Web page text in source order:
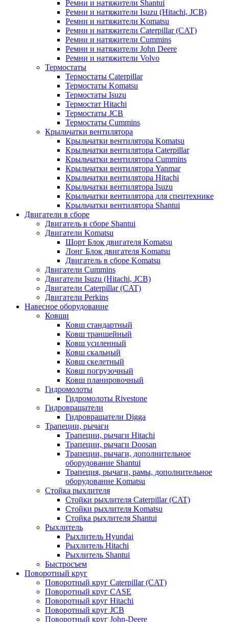
Ремни и натяжители Shantui
Ремни и натяжители Isuzu (Hitachi, JCB)
Ремни и натяжители Komatsu
Ремни и натяжители Caterpillar (CAT)
Ремни и натяжители Cummins
Ремни и натяжители John Deere
Ремни и натяжители Volvo
Термостаты
Термостаты Caterpillar
Термостаты Komatsu
Термостаты Isuzu
Термостат Hitachi
Термостаты JCB
Термостаты Cummins
Крыльчатки вентилятора
Крыльчатки вентилятора Komatsu
Крыльчатки вентилятора Caterpillar
Крыльчатки вентилятора Cummins
Крыльчатки вентилятора Yanmar
Крыльчатки вентилятора Hitachi
Крыльчатки вентилятора Isuzu
Крыльчатки вентилятора для спецтехнике
Крыльчатки вентилятора Shantui
Двигатели в сборе
Двигатель в сборе Shantui
Двигатели Komatsu
Шорт Блок двигателя Komatsu
Лонг Блок двигателя Komatsu
Двигатель в сборе Komatsu
Двигатели Cummins
Двигатели Isuzu (Hitachi, JCB)
Двигатели Caterpillar (CAT)
Двигатели Perkins
Навесное оборудование
Ковши
Ковш стандартный
Ковш траншейный
Ковш усиленный
Ковш скальный
Ковш скелетный
Ковш погрузочный
Ковш планировочный
Гидромолоты
Гидромолоты Rivestone
Гидровращатели
Гидровращатели Digga
Трапеции, рычаги
Трапеции, рычаги Hitachi
Трапеции, рычаги Doosan
Трапеции, рычаги, дополнительное
оборудование Shantui
Трапеция, рычаги, рамы, дополнительное
оборудование Komatsu
Стойка рыхлителя
Стойки рыхлителя Caterpillar (CAT)
Стойки рыхлителя Komatsu
Стойка рыхлителя Shantui
Рыхлитель
Рыхлитель Hyundai
Рыхлитель Hitachi
Рыхлитель Shantui
Быстросъем
Поворотный круг
Поворотный круг Caterpillar (CAT)
Поворотный круг CASE
Поворотный круг Hitachi
Поворотный круг JCB
Поворотный круг John-Deere